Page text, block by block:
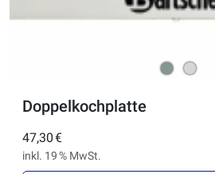
Doppelkochplatte
47,30 €
inkl. 19 % MwSt.